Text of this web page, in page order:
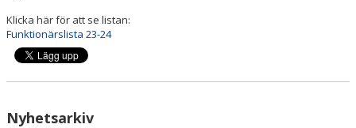
KONTAKT
Klicka här för att se listan:
Funktionärslista 23-24
Nyhetsarkiv